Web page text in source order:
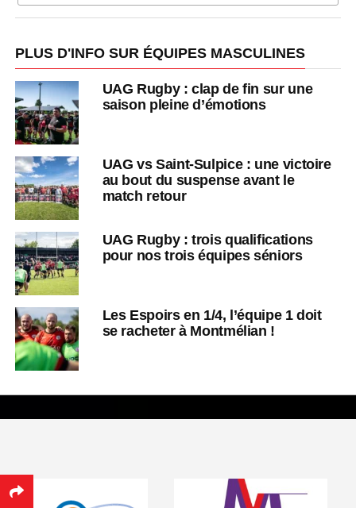
PLUS D'INFO SUR ÉQUIPES MASCULINES
UAG Rugby : clap de fin sur une
saison pleine d’émotions
UAG vs Saint-Sulpice : une victoire
au bout du suspense avant le
match retour
UAG Rugby : trois qualifications
pour nos trois équipes séniors
Les Espoirs en 1/4, l’équipe 1 doit
se racheter à Montmélian !